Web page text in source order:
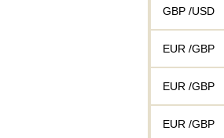
GBP /USD
EUR /GBP
EUR /GBP
EUR /GBP